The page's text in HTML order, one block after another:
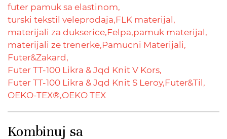
futer pamuk sa elastinom,
turski tekstil veleprodaja,FLK materijal,
materijali za dukserice,Felpa,pamuk materijal,
materijali ze trenerke,Pamucni Materijali,
Futer&Zakard,
Futer TT-100 Likra & Jqd Knit V Kors,
Futer TT-100 Likra & Jqd Knit S Leroy,Futer&Til,
OEKO-TEX®,OEKO TEX
Kombinuj sa